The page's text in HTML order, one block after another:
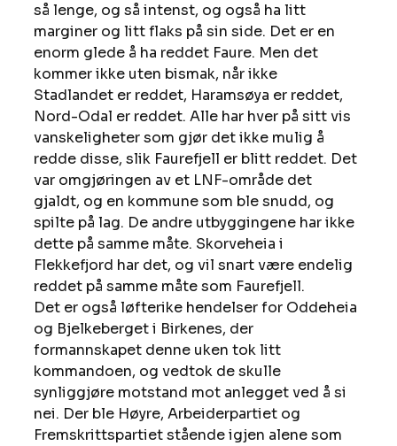
så lenge, og så intenst, og også ha litt
marginer og litt flaks på sin side. Det er en
enorm glede å ha reddet Faure. Men det
kommer ikke uten bismak, når ikke
Stadlandet er reddet, Haramsøya er reddet,
Nord-Odal er reddet. Alle har hver på sitt vis
vanskeligheter som gjør det ikke mulig å
redde disse, slik Faurefjell er blitt reddet. Det
var omgjøringen av et LNF-område det
gjaldt, og en kommune som ble snudd, og
spilte på lag. De andre utbyggingene har ikke
dette på samme måte. Skorveheia i
Flekkefjord har det, og vil snart være endelig
reddet på samme måte som Faurefjell.
Det er også løfterike hendelser for Oddeheia
og Bjelkeberget i Birkenes, der
formannskapet denne uken tok litt
kommandoen, og vedtok de skulle
synliggjøre motstand mot anlegget ved å si
nei. Der ble Høyre, Arbeiderpartiet og
Fremskrittspartiet stående igjen alene som